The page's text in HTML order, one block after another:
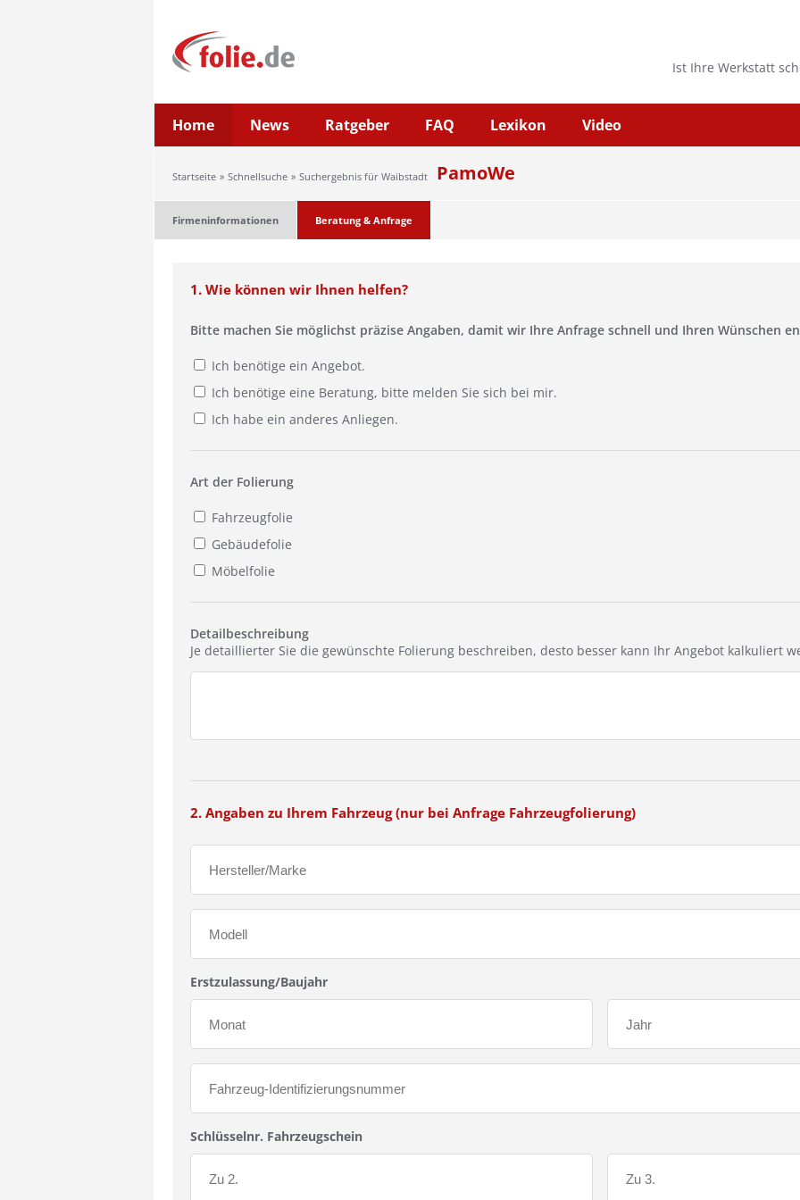
Ist Ihre Werkstatt
Home News Ratgeber FAQ Lexikon Video
Startseite Schnellsuche Suchergebnis für Waibstadt PamoWe
Firmeninformationen Beratung & Anfrage
1. Wie können wir Ihnen helfen?
Bitte machen Sie möglichst präzise Angaben, damit wir Ihre Anfrage schnell und Ihren Wünschen
Ich benötige ein Angebot.
Ich benötige eine Beratung, bitte melden Sie sich bei mir.
Ich habe ein anderes Anliegen.
Art der Folierung
Fahrzeugfolie
Gebäudefolie
Möbelfolie
Detailbeschreibung
Je detaillierter Sie die gewünschte Folierung beschreiben, desto besser kann Ihr Angebot kalkuliert
2. Angaben zu Ihrem Fahrzeug (nur bei Anfrage Fahrzeugfolierung)
Erstzulassung/Baujahr
Schlüsselnr. Fahrzeugschein